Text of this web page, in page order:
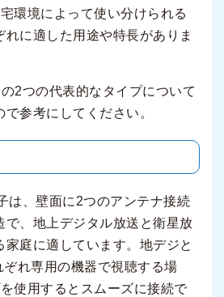
環境によって使い分けられる
れに適した用途や特長がありま
2つの代表的なタイプについて
参考にしてください。
は、壁面に2つのアンテナ接続
で、地上デジタル放送と衛星放
家庭に適しています。地デジと
れ専用の機器で視聴する場
使用するとスムーズに接続で